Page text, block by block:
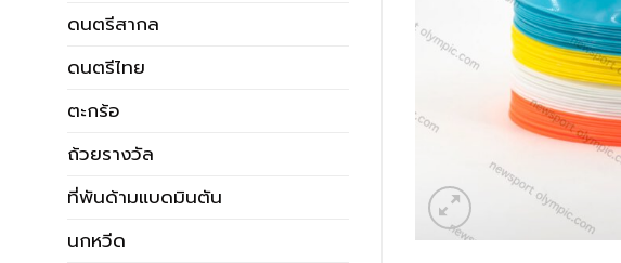
ดนตรีสากล
ดนตรีไทย
ตะกร้อ
ถ้วยรางวัล
ที่พันด้ามแบดมินตัน
นกหวีด